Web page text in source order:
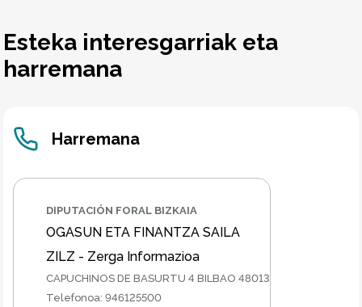
Esteka interesgarriak eta
harremana
Harremana
DIPUTACIÓN FORAL BIZKAIA
OGASUN ETA FINANTZA SAILA
ZILZ - Zerga Informazioa
CAPUCHINOS DE BASURTU 4 BILBAO 48013
Telefonoa:946125500